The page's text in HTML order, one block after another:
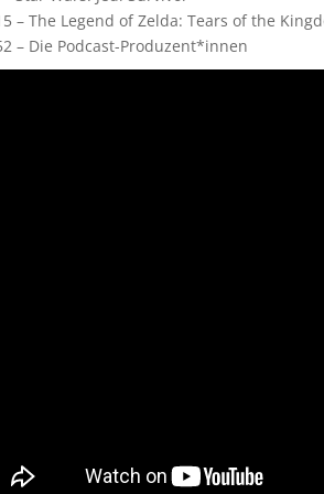
– The Legend of Zelda: Tears of the
– Die Podcast-Produzent*innen